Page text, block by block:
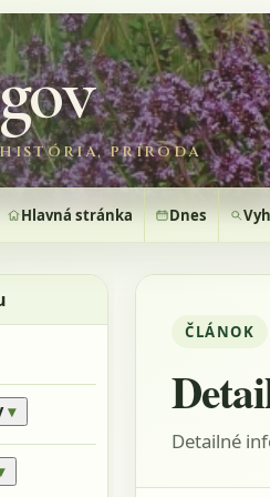
PRÍRODA
Hlavná stránka Dnes
▾
ČLÁNOK
Detailné